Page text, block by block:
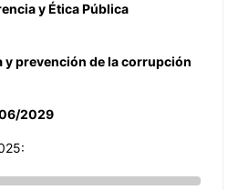
y Ética Pública
prevención de la corrupción
2029